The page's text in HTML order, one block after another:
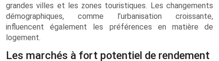
grandes villes et les zones touristiques. Les changements
démographiques, comme l’urbanisation croissante,
influencent également les préférences en matière de
logement.
Les marchés à fort potentiel de rendement